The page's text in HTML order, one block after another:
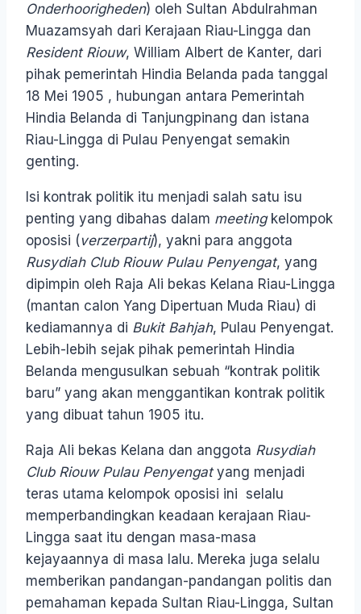
Onderhoorigheden) oleh Sultan Abdulrahman
Muazamsyah dari Kerajaan Riau-Lingga dan
Resident Riouw, William Albert de Kanter, dari
pihak pemerintah Hindia Belanda pada tanggal
18 Mei 1905 , hubungan antara Pemerintah
Hindia Belanda di Tanjungpinang dan istana
Riau-Lingga di Pulau Penyengat semakin
genting.
Isi kontrak politik itu menjadi salah satu isu
penting yang dibahas dalam meeting kelompok
oposisi (verzerpartij), yakni para anggota
Rusydiah Club Riouw Pulau Penyengat, yang
dipimpin oleh Raja Ali bekas Kelana Riau-Lingga
(mantan calon Yang Dipertuan Muda Riau) di
kediamannya di Bukit Bahjah, Pulau Penyengat.
Lebih-lebih sejak pihak pemerintah Hindia
Belanda mengusulkan sebuah “kontrak politik
baru” yang akan menggantikan kontrak politik
yang dibuat tahun 1905 itu.
Raja Ali bekas Kelana dan anggota Rusydiah
Club Riouw Pulau Penyengat yang menjadi
teras utama kelompok oposisi ini selalu
memperbandingkan keadaan kerajaan Riau-
Lingga saat itu dengan masa-masa
kejayaannya di masa lalu. Mereka juga selalu
memberikan pandangan-pandangan politis dan
pemahaman kepada Sultan Riau-Lingga, Sultan